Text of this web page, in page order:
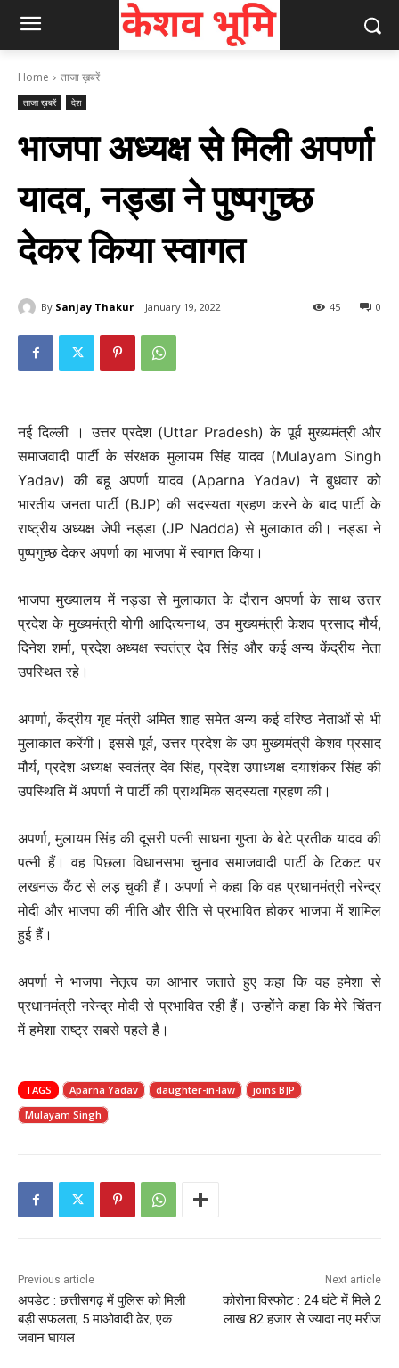
Home ताजा ख़बरें
ताजा ख़बरें देश
भाजपा अध्यक्ष से मिली अपर्णा
यादव, नड्डा ने पुष्पगुच्छ
देकर किया स्वागत
By Sanjay Thakur January 19, 2022 0
45
नई दिल्ली । उत्तर प्रदेश (Uttar Pradesh) के पूर्व मुख्यमंत्री और
समाजवादी पार्टी के संरक्षक मुलायम सिंह यादव (Mulayam Singh
Yadav) की बहू अपर्णा यादव (Aparna Yadav) ने बुधवार को
भारतीय जनता पार्टी (BJP) की सदस्यता ग्रहण करने के बाद पार्टी के
राष्ट्रीय अध्यक्ष जेपी नड्डा (JP Nadda) से मुलाकात की। नड्डा ने
पुष्पगुच्छ देकर अपर्णा का भाजपा में स्वागत किया।
भाजपा मुख्यालय में नड्डा से मुलाकात के दौरान अपर्णा के साथ उत्तर
प्रदेश के मुख्यमंत्री योगी आदित्यनाथ, उप मुख्यमंत्री केशव प्रसाद मौर्य,
दिनेश शर्मा, प्रदेश अध्यक्ष स्वतंत्र देव सिंह और कई अन्य केंद्रीय नेता
उपस्थित रहे।
अपर्णा, केंद्रीय गृह मंत्री अमित शाह समेत अन्य कई वरिष्ठ नेताओं से भी
मुलाकात करेंगी। इससे पूर्व, उत्तर प्रदेश के उप मुख्यमंत्री केशव प्रसाद
मौर्य, प्रदेश अध्यक्ष स्वतंत्र देव सिंह, प्रदेश उपाध्यक्ष दयाशंकर सिंह की
उपस्थिति में अपर्णा ने पार्टी की प्राथमिक सदस्यता ग्रहण की।
अपर्णा, मुलायम सिंह की दूसरी पत्नी साधना गुप्ता के बेटे प्रतीक यादव की
पत्नी हैं। वह पिछला विधानसभा चुनाव समाजवादी पार्टी के टिकट पर
लखनऊ कैंट से लड़ चुकी हैं। अपर्णा ने कहा कि वह प्रधानमंत्री नरेन्द्र
मोदी और भाजपा की नीति और रीति से प्रभावित होकर भाजपा में शामिल
हुई हैं।
अपर्णा ने भाजपा नेतृत्व का आभार जताते हुए कहा कि वह हमेशा से
प्रधानमंत्री नरेन्द्र मोदी से प्रभावित रही हैं। उन्होंने कहा कि मेरे चिंतन
में हमेशा राष्ट्र सबसे पहले है।
TAGS Aparna Yadav daughter-in-law
joins BJP
Mulayam Singh
Previous article
अपडेट : छत्तीसगढ़ में पुलिस को मिली
बड़ी सफलता, 5 माओवादी ढेर, एक
जवान घायल
Next article
कोरोना विस्फोट : 24 घंटे में मिले 2
लाख 82 हजार से ज्यादा नए मरीज